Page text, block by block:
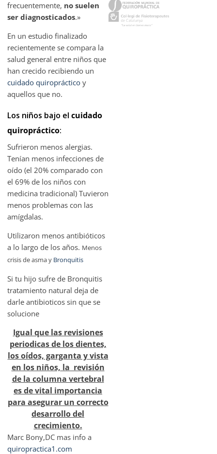
frecuentemente, no suelen
ser diagnosticados.»
En un estudio finalizado
recientemente se compara la
salud general entre niños que
han crecido recibiendo un
cuidado quiropráctico y
aquellos que no.
Los niños bajo el cuidado
quiropráctico:
Sufrieron menos alergias.
Tenían menos infecciones de
oído (el 20% comparado con
el 69% de los niños con
medicina tradicional) Tuvieron
menos problemas con las
amígdalas.
Utilizaron menos antibióticos
a lo largo de los años. Menos
crisis de asma y Bronquitis
Si tu hijo sufre de Bronquitis
tratamiento natural deja de
darle antibioticos sin que se
solucione
Igual que las revisiones
periodicas de los dientes,
los oídos, garganta y vista
en los niños, la revisión
de la columna vertebral
es de vital importancia
para asegurar un correcto
desarrollo del
crecimiento.
Marc Bony,DC mas info a
quiropractica1.com